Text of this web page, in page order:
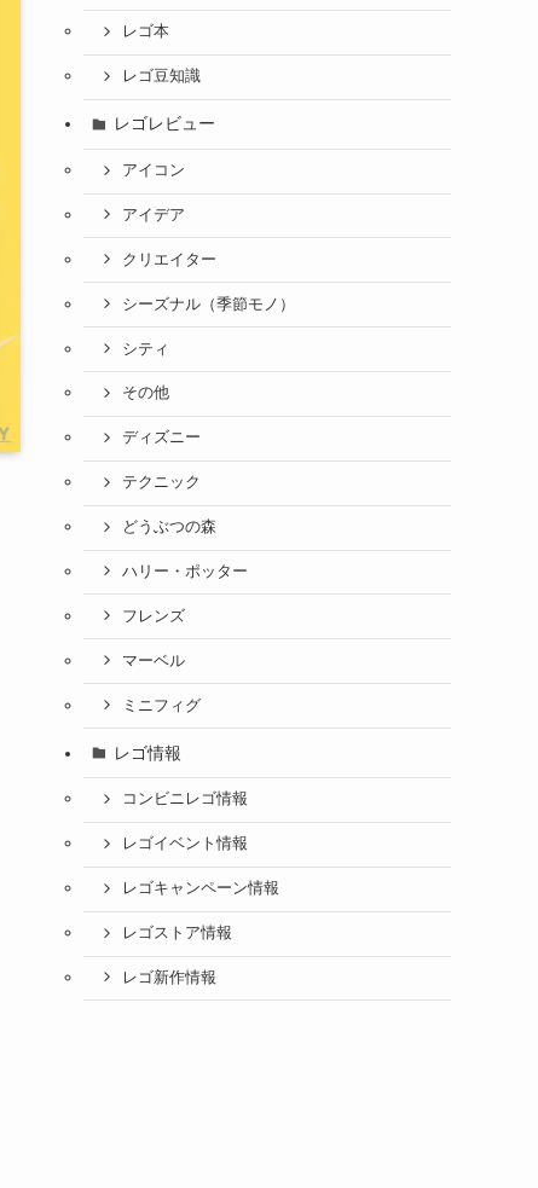
レゴ本
レゴ豆知識
レゴレビュー
アイコン
アイデア
クリエイター
シーズナル（季節モノ）
シティ
その他
ディズニー
テクニック
どうぶつの森
ハリー・ポッター
フレンズ
マーベル
ミニフィグ
レゴ情報
コンビニレゴ情報
レゴイベント情報
レゴキャンペーン情報
レゴストア情報
レゴ新作情報